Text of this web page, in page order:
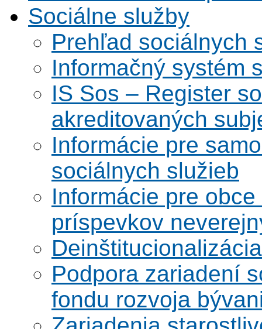
Sociálne služby
Prehľad sociálnych
Informačný systém
IS Sos – Register
akreditovaných
Informácie pre
sociálnych služieb
Informácie pre
príspevkov
Podpora zariadení
fondu rozvoja